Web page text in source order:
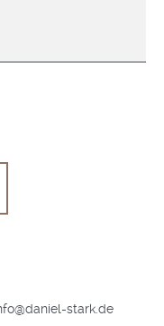
stark.de